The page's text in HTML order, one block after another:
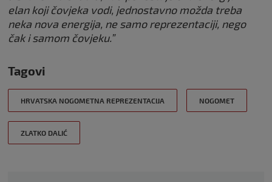
elan koji čovjeka vodi, jednostavno možda treba
neka nova energija, ne samo reprezentaciji, nego
čak i samom čovjeku.”
Tagovi
HRVATSKA NOGOMETNA REPREZENTACIJA NOGOMET
ZLATKO DALIĆ